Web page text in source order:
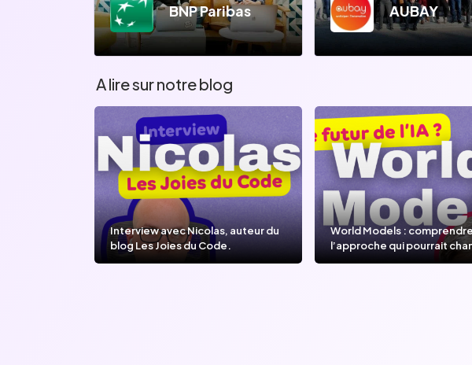
BNP Paribas AUBAY
A lire sur notre blog
Interview avec Nicolas, auteur du
blog Les Joies du Code.
World Models :
l’approche qui pourrait